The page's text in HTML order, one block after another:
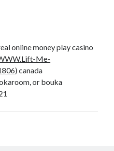
online money play casino
Me-
) canada
or bouka